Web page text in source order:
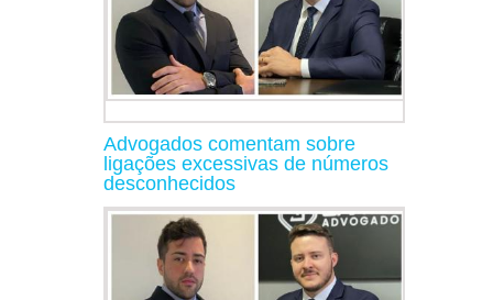
Advogados comentam sobre
ligações excessivas de números
desconhecidos